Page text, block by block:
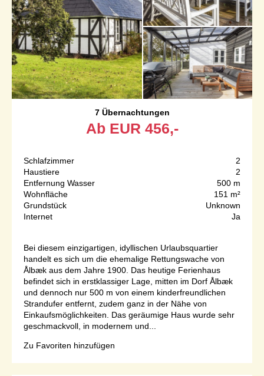
7 Übernachtungen
Ab EUR 456,-
Schlafzimmer
2
Haustiere
2
Entfernung Wasser
500 m
Wohnfläche
151 m²
Grundstück
Unknown
Internet
Ja
Bei diesem einzigartigen, idyllischen Urlaubsquartier
handelt es sich um die ehemalige Rettungswache von
Ålbæk aus dem Jahre 1900. Das heutige Ferienhaus
befindet sich in erstklassiger Lage, mitten im Dorf Ålbæk
und dennoch nur 500 m von einem kinderfreundlichen
Strandufer entfernt, zudem ganz in der Nähe von
Einkaufsmöglichkeiten. Das geräumige Haus wurde sehr
geschmackvoll, in modernem und...
Zu Favoriten hinzufügen